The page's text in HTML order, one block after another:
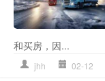
和买房，因...
jhh 02-12